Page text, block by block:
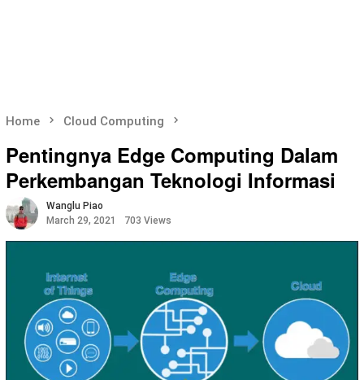
Home Cloud Computing
Pentingnya Edge Computing Dalam
Perkembangan Teknologi Informasi
Wanglu Piao
March 29, 2021
703 Views